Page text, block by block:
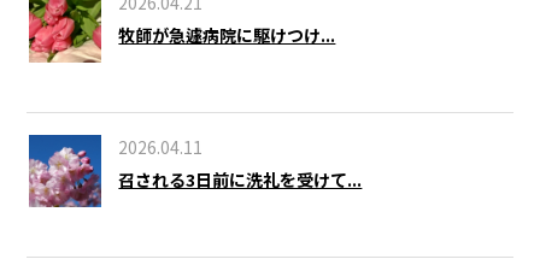
牧師が急遽病院に駆けつけ...
2026.04.11
召される3日前に洗礼を受けて...